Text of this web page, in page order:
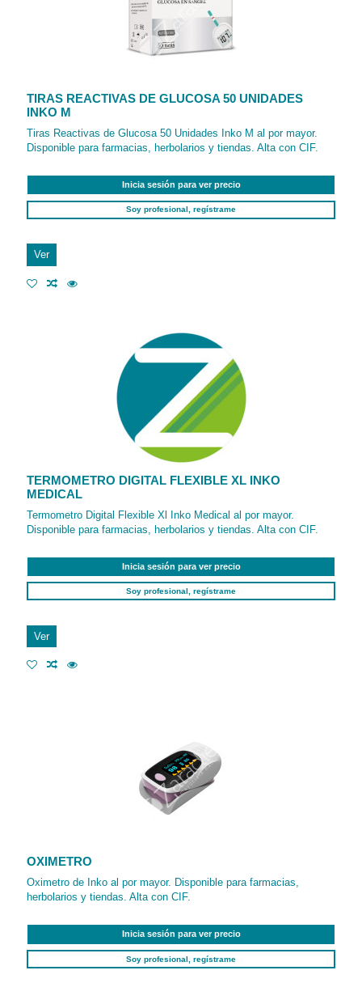
TIRAS REACTIVAS DE GLUCOSA 50 UNIDADES
INKO M
Tiras Reactivas de Glucosa 50 Unidades Inko M al por mayor.
Disponible para farmacias, herbolarios y tiendas. Alta con CIF.
Inicia sesión para ver precio
Soy profesional, regístrame
Ver
TERMOMETRO DIGITAL FLEXIBLE XL INKO
MEDICAL
Termometro Digital Flexible Xl Inko Medical al por mayor.
Disponible para farmacias, herbolarios y tiendas. Alta con CIF.
Inicia sesión para ver precio
Soy profesional, regístrame
Ver
OXIMETRO
Oximetro de Inko al por mayor. Disponible para farmacias,
herbolarios y tiendas. Alta con CIF.
Inicia sesión para ver precio
Soy profesional, regístrame